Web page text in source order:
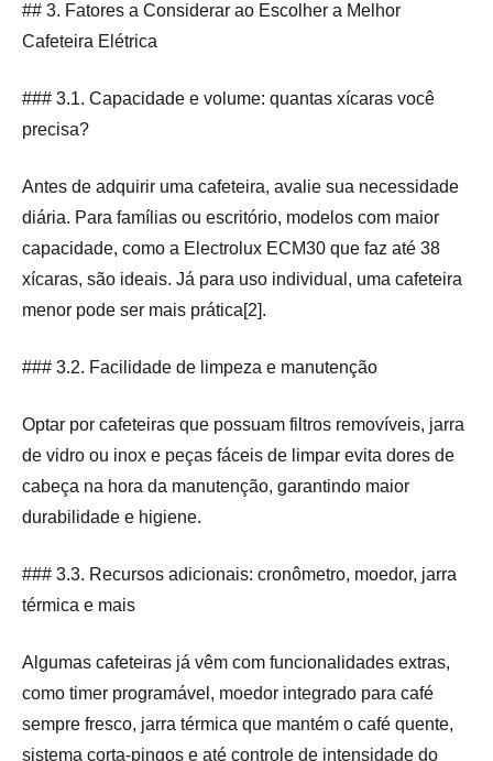
## 3. Fatores a Considerar ao Escolher a Melhor
Cafeteira Elétrica
### 3.1. Capacidade e volume: quantas xícaras você
precisa?
Antes de adquirir uma cafeteira, avalie sua necessidade
diária. Para famílias ou escritório, modelos com maior
capacidade, como a Electrolux ECM30 que faz até 38
xícaras, são ideais. Já para uso individual, uma cafeteira
menor pode ser mais prática[2].
### 3.2. Facilidade de limpeza e manutenção
Optar por cafeteiras que possuam filtros removíveis, jarra
de vidro ou inox e peças fáceis de limpar evita dores de
cabeça na hora da manutenção, garantindo maior
durabilidade e higiene.
### 3.3. Recursos adicionais: cronômetro, moedor, jarra
térmica e mais
Algumas cafeteiras já vêm com funcionalidades extras,
como timer programável, moedor integrado para café
sempre fresco, jarra térmica que mantém o café quente,
sistema corta-pingos e até controle de intensidade do